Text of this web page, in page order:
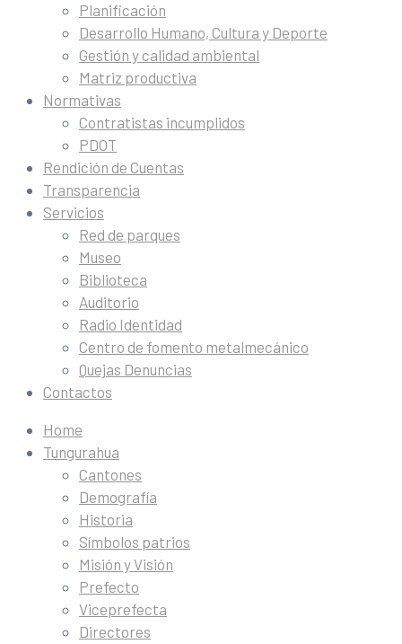
Planificación
Desarrollo Humano, Cultura y Deporte
Gestión y calidad ambiental
Matriz productiva
Normativas
Contratistas incumplidos
PDOT
Rendición de Cuentas
Transparencia
Servicios
Red de parques
Museo
Biblioteca
Auditorio
Radio Identidad
Centro de fomento metalmecánico
Quejas Denuncias
Contactos
Home
Tungurahua
Cantones
Demografía
Historia
Símbolos patrios
Misión y Visión
Prefecto
Viceprefecta
Directores